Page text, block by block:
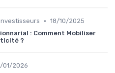
• 18/10/2025
: Comment Mobiliser
?
01/2026